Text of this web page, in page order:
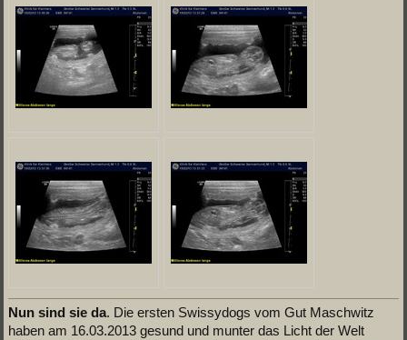
Nun sind sie da. Die ersten Swissydogs vom Gut Maschwitz
haben am 16.03.2013 gesund und munter das Licht der Welt